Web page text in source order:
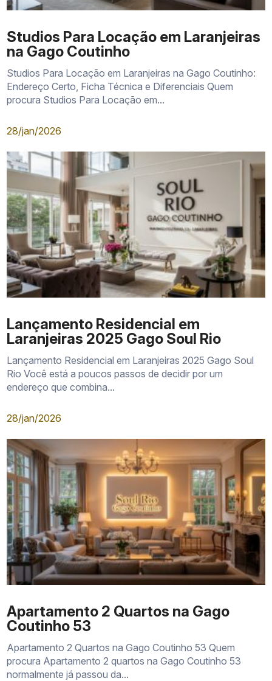
Studios Para Locação em Laranjeiras
na Gago Coutinho
Studios Para Locação em Laranjeiras na Gago Coutinho:
Endereço Certo, Ficha Técnica e Diferenciais Quem
procura Studios Para Locação em...
28/jan/2026
Lançamento Residencial em
Laranjeiras 2025 Gago Soul Rio
Lançamento Residencial em Laranjeiras 2025 Gago Soul
Rio Você está a poucos passos de decidir por um
endereço que combina...
28/jan/2026
Apartamento 2 Quartos na Gago
Coutinho 53
Apartamento 2 Quartos na Gago Coutinho 53 Quem
procura Apartamento 2 quartos na Gago Coutinho 53
normalmente já passou da...